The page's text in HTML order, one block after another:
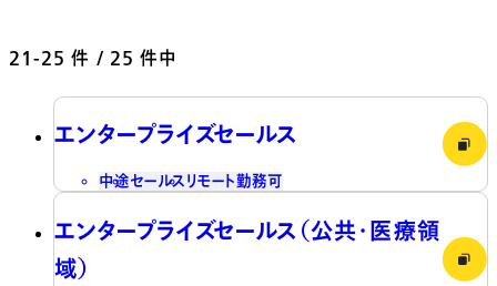
21-25 件 / 25 件中
エンタープライズセールス
中途セールス リモート勤務可
エンタープライズセールス（公共・医療領
域）